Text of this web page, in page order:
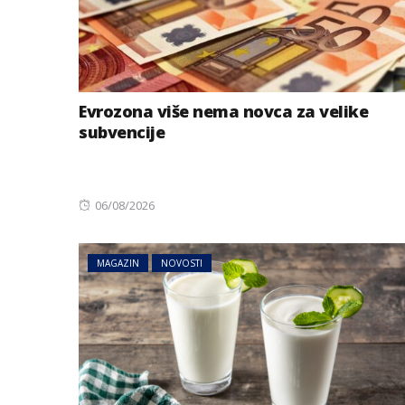
Evrozona više nema novca za velike
subvencije
Posted
06/08/2026
MAGAZIN NOVOSTI
AUSTRIJA NOVOSTI
Jake grmljavine
dijelovima